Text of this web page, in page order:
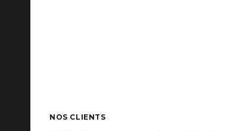
NOS CLIENTS